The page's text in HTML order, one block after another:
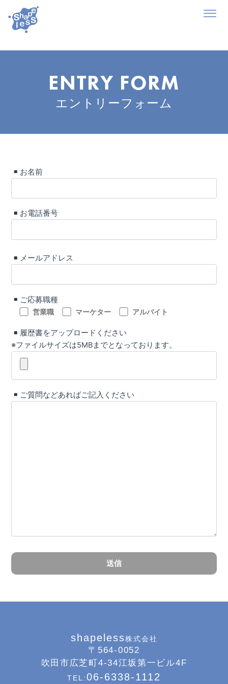
ENTRY FORM
エントリーフォーム
お名前
お電話番号
メールアドレス
ご応募職種
営業職 マーケター アルバイト
履歴書をアップロードください
※ファイルサイズは5MBまでとなっております。
ご質問などあればご記入ください
shapeless株式会社
〒564-0052
吹田市広芝町4-34江坂第一ビル4F
TEL:06-6338-1112